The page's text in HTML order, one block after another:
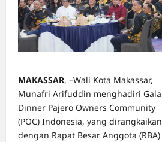
MAKASSAR, –Wali Kota Makassar,
Munafri Arifuddin menghadiri Gala
Dinner Pajero Owners Community
(POC) Indonesia, yang dirangkaikan
dengan Rapat Besar Anggota (RBA)